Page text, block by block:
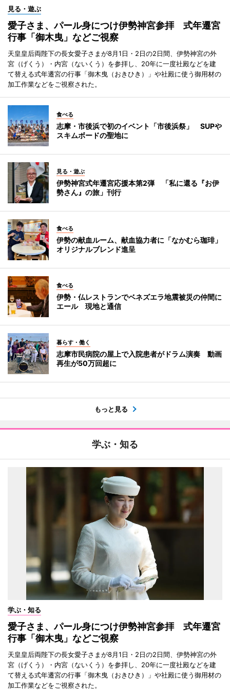
見る・遊ぶ
愛子さま、パール身につけ伊勢神宮参拝 式年遷宮
行事「御木曳」などご視察
天皇皇后両陛下の長女愛子さまが8月1日・2日の2日間、伊勢神宮の外
宮（げくう）・内宮（ないくう）を参拝し、20年に一度社殿などを建
て替える式年遷宮の行事「御木曳（おきひき）」や社殿に使う御用材の
加工作業などをご視察された。
食べる
志摩・市後浜で初のイベント「市後浜祭」 SUPや
スキムボードの聖地に
見る・遊ぶ
伊勢神宮式年遷宮応援本第2弾 「私に還る『お伊
勢さん』の旅」刊行
食べる
伊勢の献血ルーム、献血協力者に「なかむら珈琲」
オリジナルブレンド進呈
食べる
伊勢・仏レストランでベネズエラ地震被災の仲間に
エール 現地と通信
暮らす・働く
志摩市民病院の屋上で入院患者がドラム演奏 動画
再生が50万回超に
もっと見る
学ぶ・知る
学ぶ・知る
愛子さま、パール身につけ伊勢神宮参拝 式年遷宮
行事「御木曳」などご視察
天皇皇后両陛下の長女愛子さまが8月1日・2日の2日間、伊勢神宮の外
宮（げくう）・内宮（ないくう）を参拝し、20年に一度社殿などを建
て替える式年遷宮の行事「御木曳（おきひき）」や社殿に使う御用材の
加工作業などをご視察された。